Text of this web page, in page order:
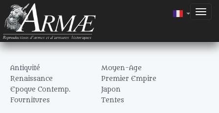
Antiquité
Moyen-Age
Renaissance
Premier Empire
Epoque Contemp.
Japon
Fournitures
Tentes